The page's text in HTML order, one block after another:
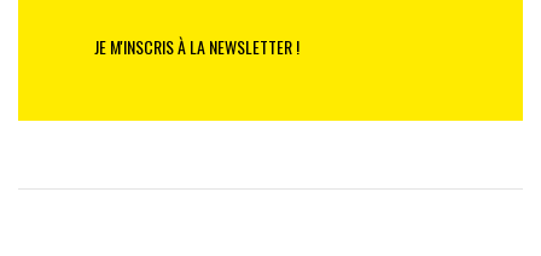
JE M'INSCRIS À LA NEWSLETTER !